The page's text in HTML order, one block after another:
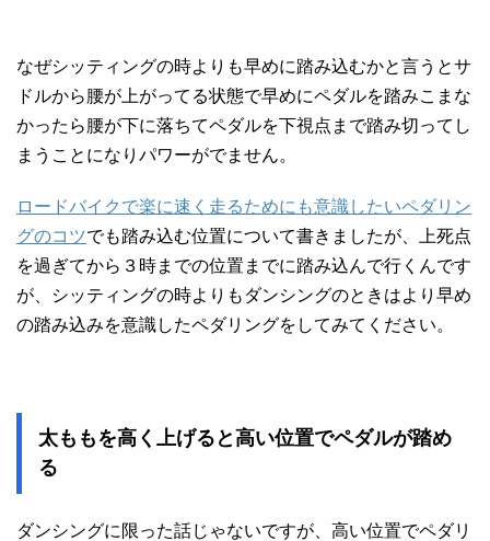
なぜシッティングの時よりも早めに踏み込むかと言うとサ
ドルから腰が上がってる状態で早めにペダルを踏みこまな
かったら腰が下に落ちてペダルを下視点まで踏み切ってし
まうことになりパワーがでません。
ロードバイクで楽に速く走るためにも意識したいペダリン
グのコツでも踏み込む位置について書きましたが、上死点
を過ぎてから３時までの位置までに踏み込んで行くんです
が、シッティングの時よりもダンシングのときはより早め
の踏み込みを意識したペダリングをしてみてください。
太ももを高く上げると高い位置でペダルが踏め
る
ダンシングに限った話じゃないですが、高い位置でペダリ